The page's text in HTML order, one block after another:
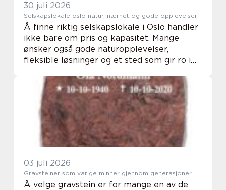
30 juli 2026
Selskapslokale oslo natur, nærhet og gode opplevelser
Å finne riktig selskapslokale i Oslo handler
ikke bare om pris og kapasitet. Mange
ønsker også gode naturopplevelser,
fleksible løsninger og et sted som gir ro i
kan være forskjellen på et greit
arrangement og ...
03 juli 2026
Gravsteiner som varige minner gjennom generasjoner
Å velge gravstein er for mange en av de